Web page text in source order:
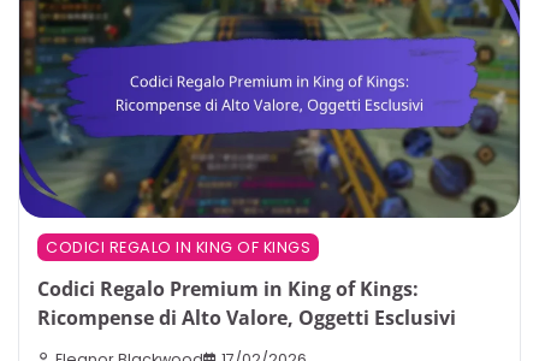
CODICI REGALO IN KING OF KINGS
Codici Regalo Premium in King of Kings:
Ricompense di Alto Valore, Oggetti Esclusivi